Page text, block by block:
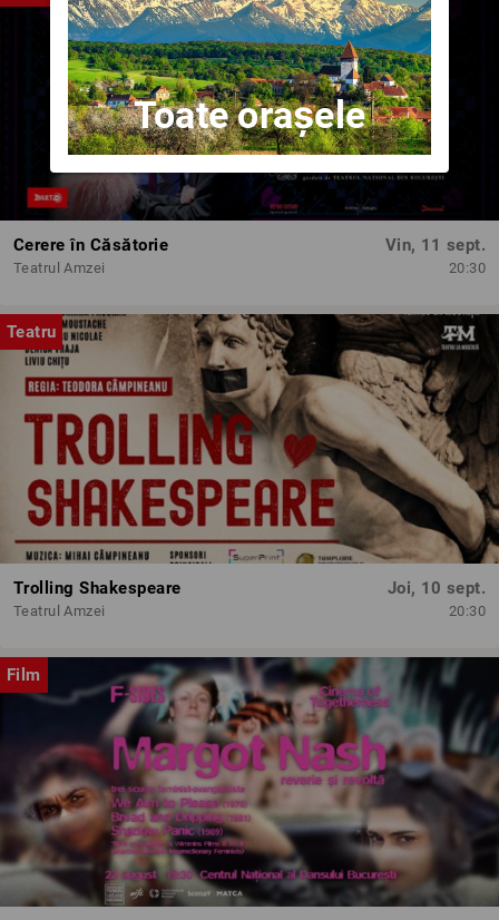
Cerere în Căsătorie
Teatrul Amzei
Vin, 11 sept.
20:30
Teatru
Trolling Shakespeare
Teatrul Amzei
Joi, 10 sept.
20:30
Film
Toate orașele